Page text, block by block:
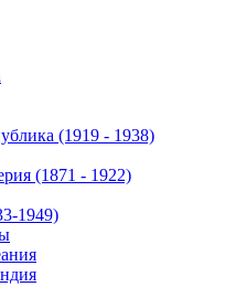
(1919 - 1938)
(1871 - 1922)
1949)